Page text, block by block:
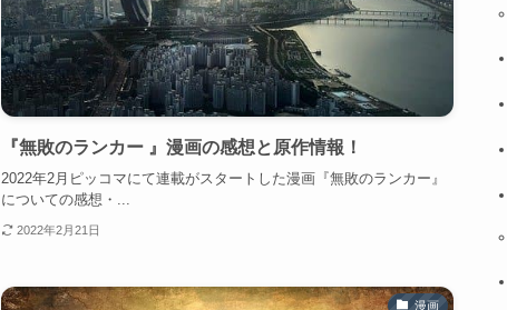
『無敗のランカー 』漫画の感想と原作情報！
2022年2月ピッコマにて連載がスタートした漫画『無敗のランカー』
についての感想・...
2022年2月21日
漫画